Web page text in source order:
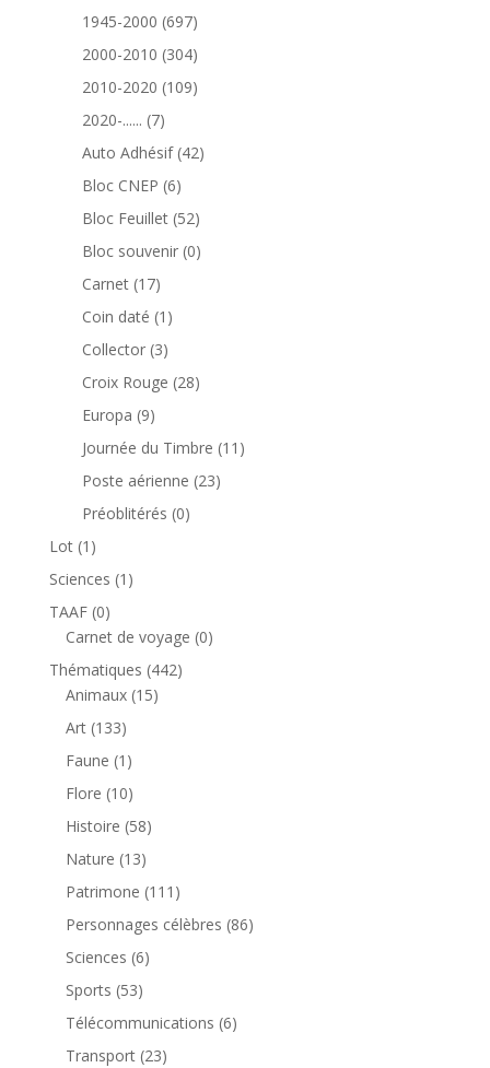
produits
1945-2000 697697
produits
2000-2010 304304
produits
2010-2020 109109
2020-...... 77
produits
Auto Adhésif 4242
Bloc CNEP 66
produits
Bloc Feuillet 5252
produits
Bloc souvenir 00
Carnet 1717
produits
Coin daté 1 1
produit
Collector 33
produits
Croix Rouge 2828
Europa 99
produits
Journée du Timbre 11 11
Poste aérienne 2323
Préoblitérés 00
Lot 1 1
produit
Sciences 1 1
TAAF 00
produit
Carnet de voyage 00
Thématiques 442442
Animaux 1515
Art 133133
produits
Faune 1 1
produit
Flore 1010
produits
Histoire 5858
Nature 1313
produits
Patrimone 111 111
produits
Personnages célèbres 8686
Sciences 66
Sports 5353
produits
Télécommunications 66
Transport 2323